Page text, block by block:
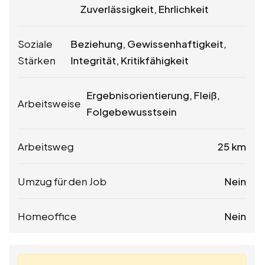
Zuverlässigkeit, Ehrlichkeit
Soziale
Stärken
Beziehung, Gewissenhaftigkeit,
Integrität, Kritikfähigkeit
Arbeitsweise
Ergebnisorientierung, Fleiß,
Folgebewusstsein
Arbeitsweg 25 km
Umzug für den Job Nein
Homeoffice Nein